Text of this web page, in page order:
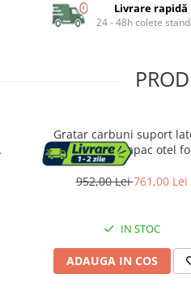
Livrare rapidă
24 - 48h colete
Gratar carbuni suport
termometru capac otel
115x60x108 cm, robust,
952,00 Lei761,00 Lei
IN STOC
ADAUGA IN COS